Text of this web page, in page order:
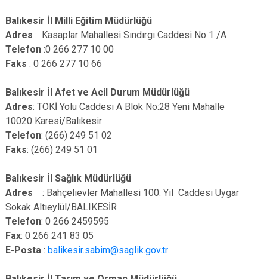
Balıkesir İl Milli Eğitim Müdürlüğü
Adres : Kasaplar Mahallesi Sındırgı Caddesi No 1 /A
Telefon :0 266 277 10 00
Faks : 0 266 277 10 66
Balıkesir İl Afet ve Acil Durum Müdürlüğü
Adres: TOKİ Yolu Caddesi A Blok No:28 Yeni Mahalle
10020 Karesi/Balıkesir
Telefon: (266) 249 51 02
Faks: (266) 249 51 01
Balıkesir İl Sağlık Müdürlüğü
Adres : Bahçelievler Mahallesi 100. Yıl Caddesi Uygar
Sokak Altıeylül/BALIKESİR
Telefon: 0 266 2459595
Fax: 0 266 241 83 05
E-Posta : balikesir.sabim@saglik.gov.tr